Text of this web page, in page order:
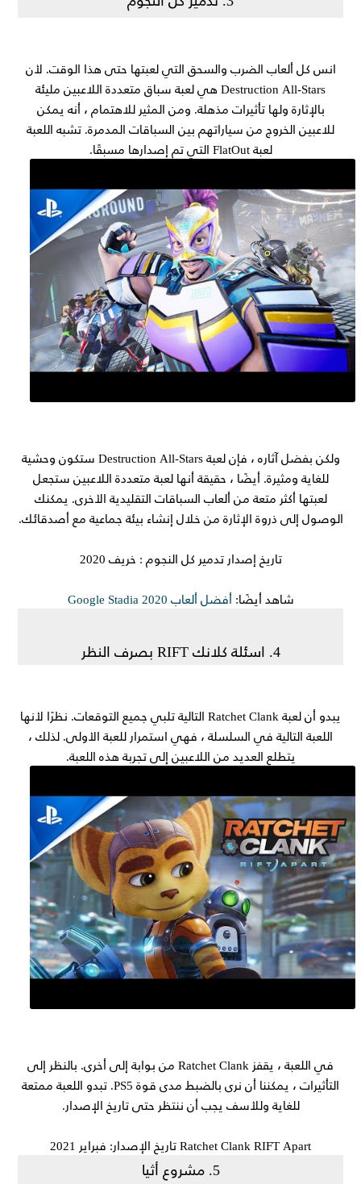
انس كل ألعاب الضرب والسحق التي لعبتها حتى هذا الوقت. لأن
Destruction All-Stars هي لعبة سباق متعددة اللاعبين مليئة
بالإثارة ولها تأثيرات مذهلة. ومن المثير للاهتمام ، أنه يمكن
للاعبين الخروج من سياراتهم بين السباقات المدمرة. تشبه اللعبة
لعبة FlatOut التي تم إصدارها مسبقًا.
ولكن بفضل آثاره ، فإن لعبة Destruction All-Stars ستكون وحشية
للغاية ومثيرة. أيضًا ، حقيقة أنها لعبة متعددة اللاعبين ستجعل
لعبتها أكثر متعة من ألعاب السباقات التقليدية الأخرى. يمكنك
الوصول إلى ذروة الإثارة من خلال إنشاء بيئة جماعية مع أصدقائك.
تاريخ إصدار تدمير كل النجوم : خريف 2020
شاهد أيضًا: أفضل ألعاب Google Stadia 2020
4. اسئلة كلانك RIFT بصرف النظر
يبدو أن لعبة Ratchet Clank التالية تلبي جميع التوقعات. نظرًا لأنها
اللعبة التالية في السلسلة ، فهي استمرار للعبة الأولى. لذلك ،
يتطلع العديد من اللاعبين إلى تجربة هذه اللعبة.
في اللعبة ، يقفز Ratchet Clank من بوابة إلى أخرى. بالنظر إلى
التأثيرات ، يمكننا أن نرى بالضبط مدى قوة PS5. تبدو اللعبة ممتعة
للغاية وللأسف يجب أن ننتظر حتى تاريخ الإصدار.
Ratchet Clank RIFT Apart تاريخ الإصدار: فبراير 2021
5. مشروع أثيا